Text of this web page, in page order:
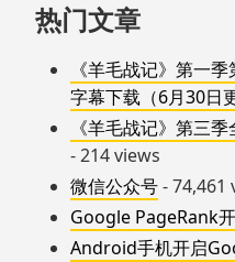
热门文章
《羊毛战记》第一
字幕下载（6月30日
《羊毛战记》第三
- 214 views
微信公众号- 74,461
Google PageRank
Android手机开启